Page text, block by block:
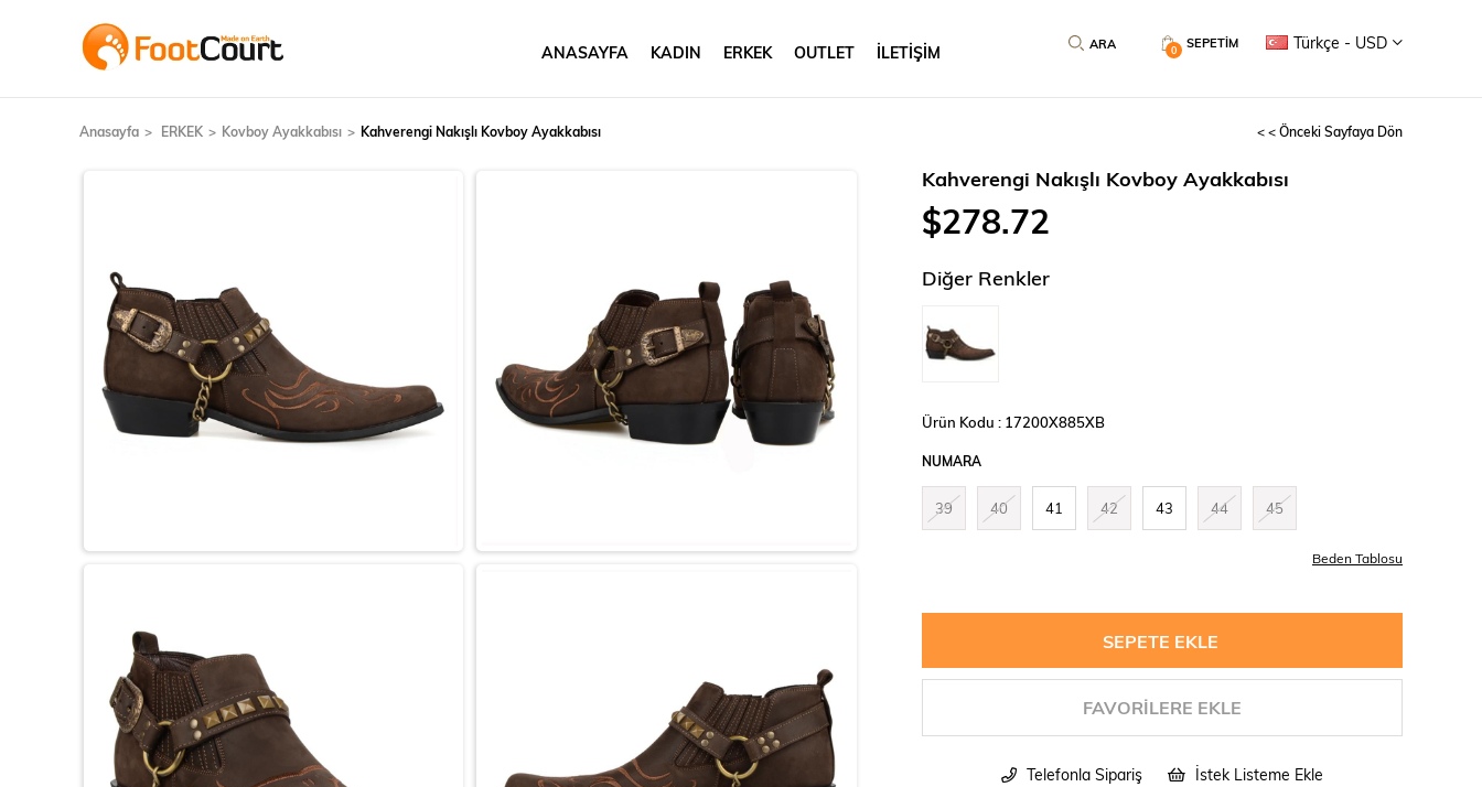
Türkçe - USD
SEPETIM
0
ANASAYFA KADIN ERKEK OUTLET İLETİŞİM
Anasayfa ERKEK Kovboy Ayakkabısı Kahverengi Nakışlı Kovboy Ayakkabısı < < Önceki Sayfaya Dön
Kahverengi Nakışlı Kovboy Ayakkabısı
$278.72
Diğer Renkler
Ürün Kodu : 17200X885XB
NUMARA
39 40 41 42 43 44 45
Beden Tablosu
FAVORILERE EKLE
Telefonla Sipariş İstek Listeme Ekle